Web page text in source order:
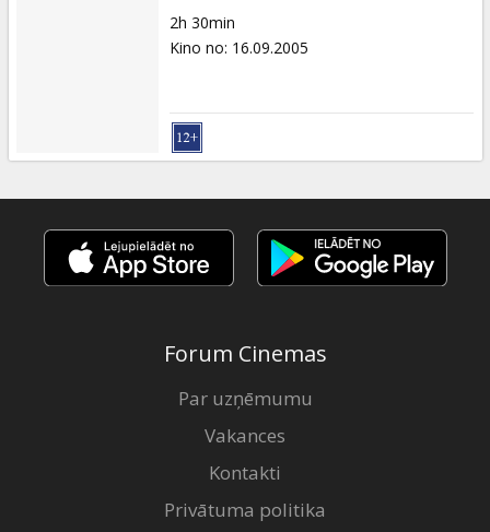
2h 30min
Kino no: 16.09.2005
Forum Cinemas
Par uzņēmumu
Vakances
Kontakti
Privātuma politika